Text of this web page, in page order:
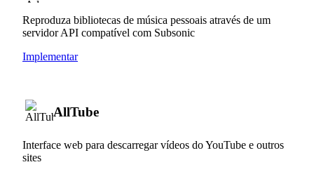
Reproduza bibliotecas de música pessoais através de um
servidor API compatível com Subsonic
Implementar
AllTube
Interface web para descarregar vídeos do YouTube e outros
sites